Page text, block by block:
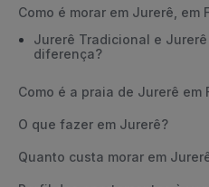
Como é morar em Jurerê, em
Jurerê Tradicional e
diferença?
Como é a praia de Jurerê em
O que fazer em Jurerê?
Quanto custa morar em